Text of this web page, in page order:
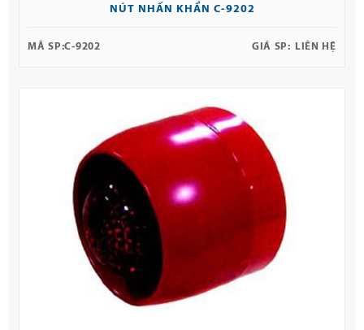
NÚT NHẤN KHẨN C-9202
MÃ SP:C-9202 GIÁ SP: LIÊN HỆ